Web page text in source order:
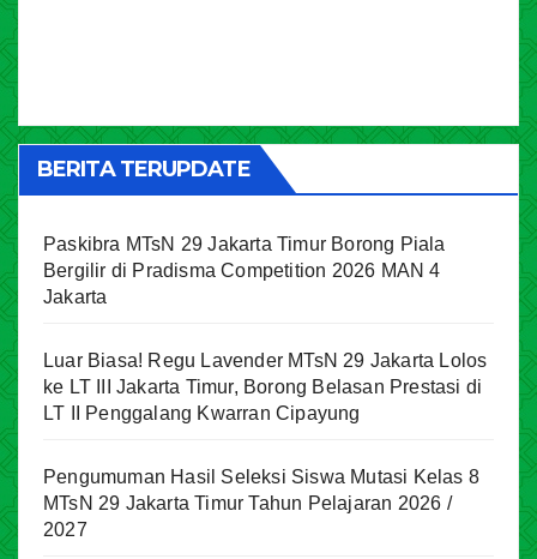
BERITA TERUPDATE
Paskibra MTsN 29 Jakarta Timur Borong Piala
Bergilir di Pradisma Competition 2026 MAN 4
Jakarta
Luar Biasa! Regu Lavender MTsN 29 Jakarta Lolos
ke LT III Jakarta Timur, Borong Belasan Prestasi di
LT II Penggalang Kwarran Cipayung
Pengumuman Hasil Seleksi Siswa Mutasi Kelas 8
MTsN 29 Jakarta Timur Tahun Pelajaran 2026 /
2027